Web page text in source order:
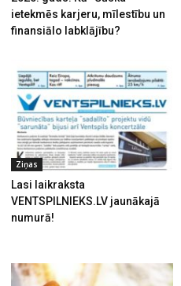
ietekmēs karjeru, mīlestību un
finansiālo labklājību?
Ziņas
Lasi laikraksta
VENTSPILNIEKS.LV jaunākajā
numurā!